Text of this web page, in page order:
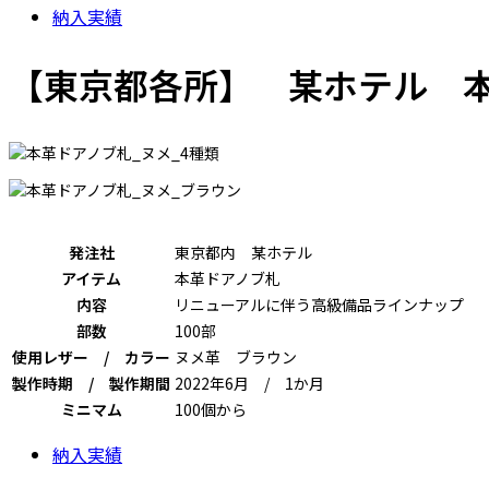
納入実績
【東京都各所】 某ホテル
発注社
東京都内 某ホテル
アイテム
本革ドアノブ札
内容
リニューアルに伴う高級備品ラインナップ
部数
100部
使用レザー / カラー ヌメ革 ブラウン
製作時期 / 製作期間 2022年6月 / 1か月
ミニマム
100個から
納入実績